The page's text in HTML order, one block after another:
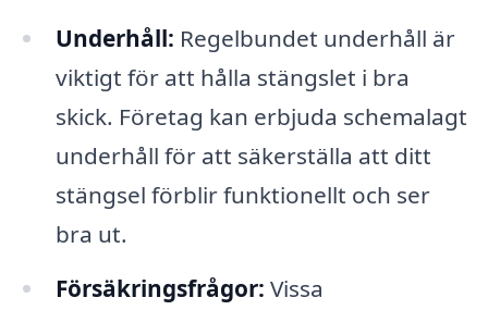
Underhåll: Regelbundet underhåll är
viktigt för att hålla stängslet i bra
skick. Företag kan erbjuda schemalagt
underhåll för att säkerställa att ditt
stängsel förblir funktionellt och ser
bra ut.
Försäkringsfrågor: Vissa